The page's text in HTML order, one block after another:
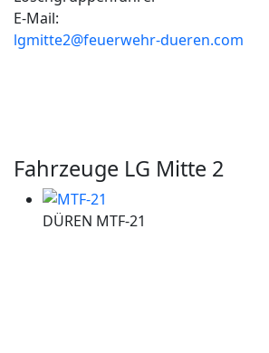
E-Mail:
lgmitte2@feuerwehr-dueren.com
Fahrzeuge LG Mitte 2
DÜREN MTF-21